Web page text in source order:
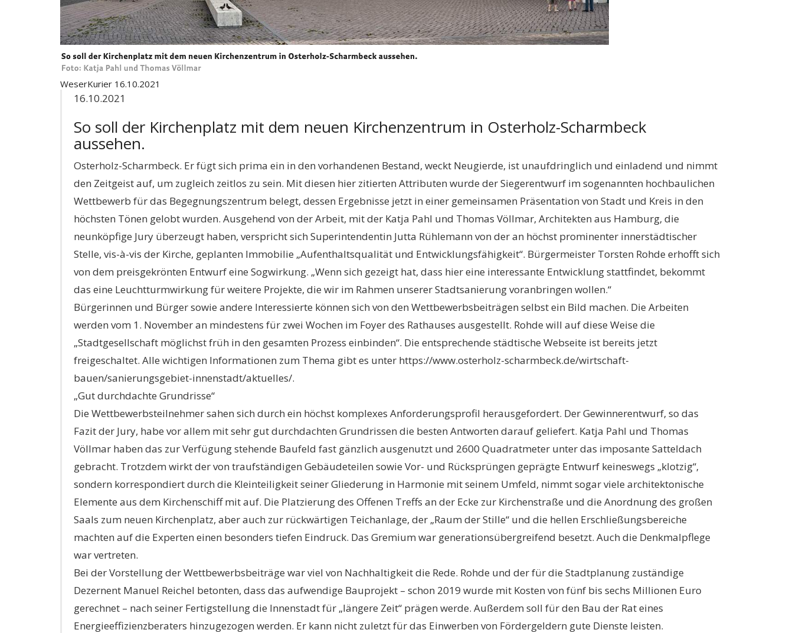
WeserKurier 16.10.2021
16.10.2021
So soll der Kirchenplatz mit dem neuen Kirchenzentrum in Osterholz-Scharmbeck
aussehen.
Osterholz-Scharmbeck. Er fügt sich prima ein in den vorhandenen Bestand, weckt Neugierde, ist unaufdringlich und einladend und nimmt
den Zeitgeist auf, um zugleich zeitlos zu sein. Mit diesen hier zitierten Attributen wurde der Siegerentwurf im sogenannten hochbaulichen
Wettbewerb für das Begegnungszentrum belegt, dessen Ergebnisse jetzt in einer gemeinsamen Präsentation von Stadt und Kreis in den
höchsten Tönen gelobt wurden. Ausgehend von der Arbeit, mit der Katja Pahl und Thomas Völlmar, Architekten aus Hamburg, die
neunköpfige Jury überzeugt haben, verspricht sich Superintendentin Jutta Rühlemann von der an höchst prominenter innerstädtischer
Stelle, vis-à-vis der Kirche, geplanten Immobilie „Aufenthaltsqualität und Entwicklungsfähigkeit“. Bürgermeister Torsten Rohde erhofft sich
von dem preisgekrönten Entwurf eine Sogwirkung. „Wenn sich gezeigt hat, dass hier eine interessante Entwicklung stattfindet, bekommt
das eine Leuchtturmwirkung für weitere Projekte, die wir im Rahmen unserer Stadtsanierung voranbringen wollen.“
Bürgerinnen und Bürger sowie andere Interessierte können sich von den Wettbewerbsbeiträgen selbst ein Bild machen. Die Arbeiten
werden vom 1. November an mindestens für zwei Wochen im Foyer des Rathauses ausgestellt. Rohde will auf diese Weise die
„Stadtgesellschaft möglichst früh in den gesamten Prozess einbinden“. Die entsprechende städtische Webseite ist bereits jetzt
freigeschaltet. Alle wichtigen Informationen zum Thema gibt es unter https://www.osterholz-scharmbeck.de/wirtschaft-
bauen/sanierungsgebiet-innenstadt/aktuelles/.
„Gut durchdachte Grundrisse“
Die Wettbewerbsteilnehmer sahen sich durch ein höchst komplexes Anforderungsprofil herausgefordert. Der Gewinnerentwurf, so das
Fazit der Jury, habe vor allem mit sehr gut durchdachten Grundrissen die besten Antworten darauf geliefert. Katja Pahl und Thomas
Völlmar haben das zur Verfügung stehende Baufeld fast gänzlich ausgenutzt und 2600 Quadratmeter unter das imposante Satteldach
gebracht. Trotzdem wirkt der von traufständigen Gebäudeteilen sowie Vor- und Rücksprüngen geprägte Entwurf keineswegs „klotzig“,
sondern korrespondiert durch die Kleinteiligkeit seiner Gliederung in Harmonie mit seinem Umfeld, nimmt sogar viele architektonische
Elemente aus dem Kirchenschiff mit auf. Die Platzierung des Offenen Treffs an der Ecke zur Kirchenstraße und die Anordnung des großen
Saals zum neuen Kirchenplatz, aber auch zur rückwärtigen Teichanlage, der „Raum der Stille“ und die hellen Erschließungsbereiche
machten auf die Experten einen besonders tiefen Eindruck. Das Gremium war generationsübergreifend besetzt. Auch die Denkmalpflege
war vertreten.
Bei der Vorstellung der Wettbewerbsbeiträge war viel von Nachhaltigkeit die Rede. Rohde und der für die Stadtplanung zuständige
Dezernent Manuel Reichel betonten, dass das aufwendige Bauprojekt – schon 2019 wurde mit Kosten von fünf bis sechs Millionen Euro
gerechnet – nach seiner Fertigstellung die Innenstadt für „längere Zeit“ prägen werde. Außerdem soll für den Bau der Rat eines
Energieeffizienzberaters hinzugezogen werden. Er kann nicht zuletzt für das Einwerben von Fördergeldern gute Dienste leisten.